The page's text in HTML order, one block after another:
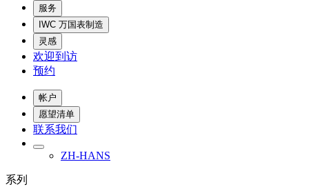
服务
IWC 万国表制造
灵感
欢迎到访
预约
帐户
愿望清单
联系我们
ZH-HANS
系列